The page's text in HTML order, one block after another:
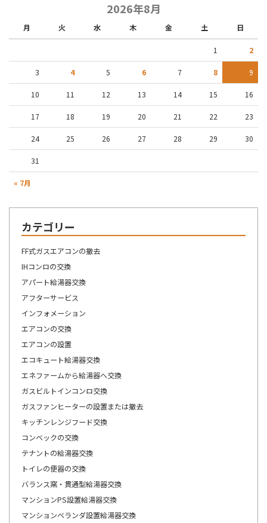
2026年8月
月 火 水 木 金 土 日
« 7月
1 2
3 4 5 6 7 8 9
10 11 12 13 14 15 16
17 18 19 20 21 22 23
24 25 26 27 28 29 30
31
カテゴリー
FF式ガスエアコンの撤去
IHコンロの交換
アパート給湯器交換
アフターサービス
インフォメーション
エアコンの交換
エアコンの設置
エコキュート給湯器交換
エネファームから給湯器へ交換
ガスビルトインコンロ交換
ガスファンヒーターの設置または撤去
キッチンレンジフード交換
コンベックの交換
テナントの給湯器交換
トイレの便器の交換
バランス窯・貫通型給湯器交換
マンションPS設置給湯器交換
マンションベランダ設置給湯器交換